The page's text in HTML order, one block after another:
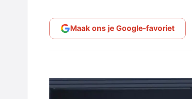
Maak ons je Google-favoriet